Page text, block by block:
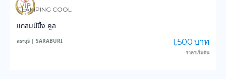
GLAMPING COOL
แกลมป์ปิ้ง คูล
สระบุรี | SARABURI 1,500 บาท
ราคาเริ่มต้น